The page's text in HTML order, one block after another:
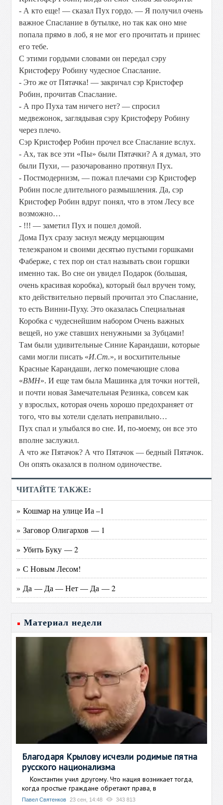
- А кто еще! — сказал Пух гордо. — Я получил очень
важное Спаслание в бутылке, но так как оно мне
попала прямо в лоб, я не мог его прочитать и принес
его тебе.
С этими гордыми словами он передал сэру
Кристоферу Робину чудесное Спаслание.
- Это же от Пятачка! — закричал сэр Кристофер
Робин, прочитав Спаслание.
- А про Пуха там ничего нет? — спросил
медвежонок, заглядывая сэру Кристоферу Робину
через плечо.
Сэр Кристофер Робин прочел все Спаслание вслух.
- Ах, так все эти «Пы» были Пятачки? А я думал, это
были Пухи, — разочарованно протянул Пух.
- Постмодернизм, — пожал плечами сэр Кристофер
Робин после длительного размышления. Да, сэр
Кристофер Робин вдруг понял, что в этом Лесу все
возможно…
- !!! — заметил Пух и пошел домой.
Дома Пух сразу заснул между мерцающим
телеэкраном и своими десятью пустыми горшками
Фаберже, с тех пор он стал называть свои горшки
именно так. Во сне он увидел Подарок (большая,
очень красивая коробка), который был вручен тому,
кто действительно первый прочитал это Спаслание,
то есть Винни-Пуху. Это оказалась Специальная
Коробка с чудеснейшим набором Очень важных
вещей, но уже ставших ненужными за Зубцами!
Там были удивительные Синие Карандаши, которые
сами могли писать «И.Ст.», и восхитительные
Красные Карандаши, легко помечающие слова
«ВМН». И еще там была Машинка для точки ногтей,
и почти новая Замечательная Резинка, совсем как
у взрослых, которая очень хорошо предохраняет от
того, что вы хотели сделать неправильно…
Пух спал и улыбался во сне. И, по-моему, он все это
вполне заслужил.
А что же Пятачок? А что Пятачок — бедный Пятачок.
Он опять оказался в полном одиночестве.
ЧИТАЙТЕ ТАКЖЕ:
» Кошмар на улице Иа –1
» Заговор Олигархов — 1
» Убить Буку — 2
» С Новым Лесом!
» Да — Да — Нет — Да — 2
Материал недели
Благодаря Крылову исчезли родимые пятна
русского национализма
Константин учил другому. Что нация возникает тогда,
когда простые граждане обретают права, в
Павел Святенков 23 сен, 14:48 343 813